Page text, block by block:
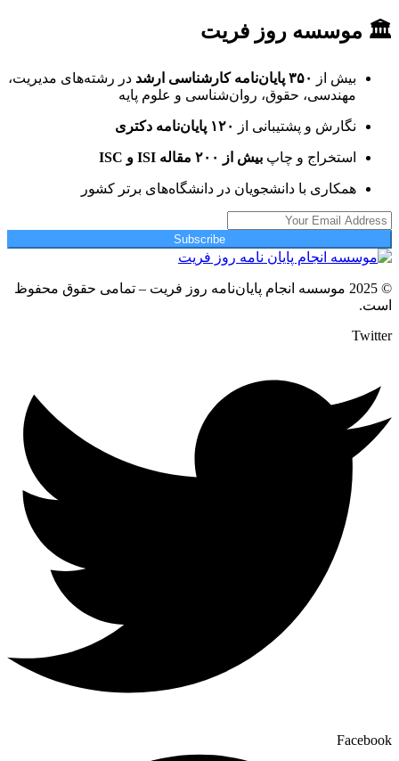
🏛 موسسه روز فریت
بیش از ۳۵۰ پایان‌نامه کارشناسی ارشد
در رشته‌های مدیریت،
مهندسی، حقوق، روان‌شناسی و علوم پایه
نگارش و پشتیبانی از ۱۲۰ پایان‌نامه دکتری
استخراج و چاپ بیش از ۲۰۰ مقاله ISI و ISC
همکاری با دانشجویان در دانشگاه‌های برتر کشور
Subscribe
© 2025 موسسه انجام پایان‌نامه روز فریت – تمامی حقوق محفوظ
است.
Twitter
Facebook